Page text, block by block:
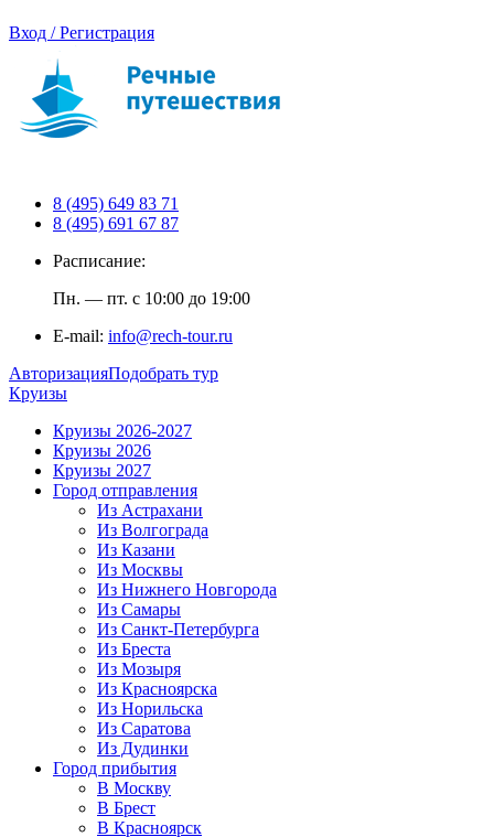
Вход / Регистрация
8 (495) 649 83 71
8 (495) 691 67 87
Расписание:
Пн. — пт. с 10:00 до 19:00
E-mail: info@rech-tour.ru
АвторизацияПодобрать тур
Круизы
Круизы 2026-2027
Круизы 2026
Круизы 2027
Город отправления
Из Астрахани
Из Волгограда
Из Казани
Из Москвы
Из Нижнего Новгорода
Из Самары
Из Санкт-Петербурга
Из Бреста
Из Мозыря
Из Красноярска
Из Норильска
Из Саратова
Из Дудинки
Город прибытия
В Москву
В Брест
В Красноярск